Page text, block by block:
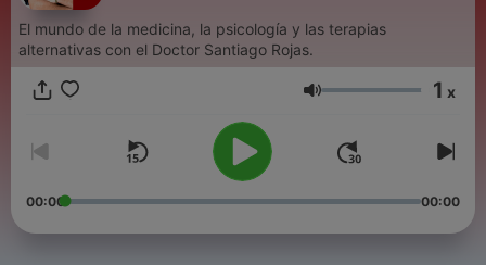
El mundo de la medicina, la psicología y las terapias
alternativas con el Doctor Santiago Rojas.
Volumen 1 x
00:00 00:00